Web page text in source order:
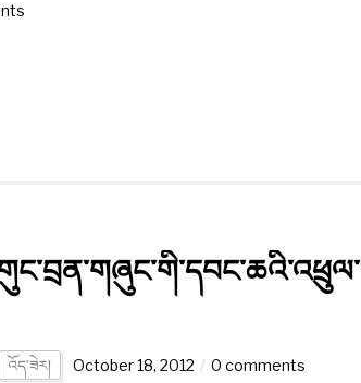
འོད་ཟེར། October 18, 2012 0 comments